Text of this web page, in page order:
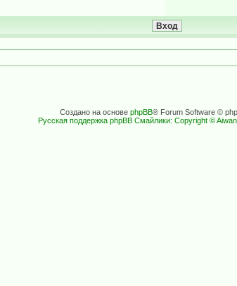
Создано на основе phpBB® Forum Software ©
Русская поддержка phpBB Смайлики: Copyright ©